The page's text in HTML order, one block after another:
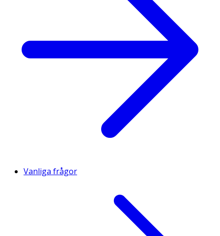
Vanliga frågor